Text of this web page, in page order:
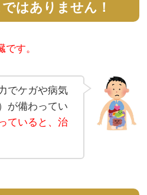
はありません！
す。
でケガや病気
が備わってい
ていると、治